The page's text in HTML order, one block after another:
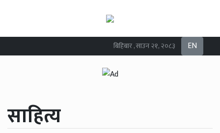
बिहिबार , साउन २१, २०८३ EN
साहित्य